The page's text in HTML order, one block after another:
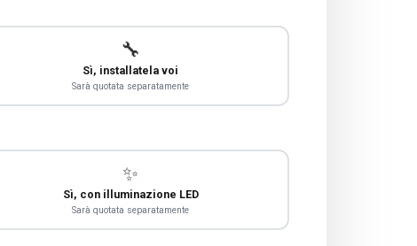
🔧
Sì, installatela voi
Sarà quotata separatamente
✨
Sì, con illuminazione LED
Sarà quotata separatamente